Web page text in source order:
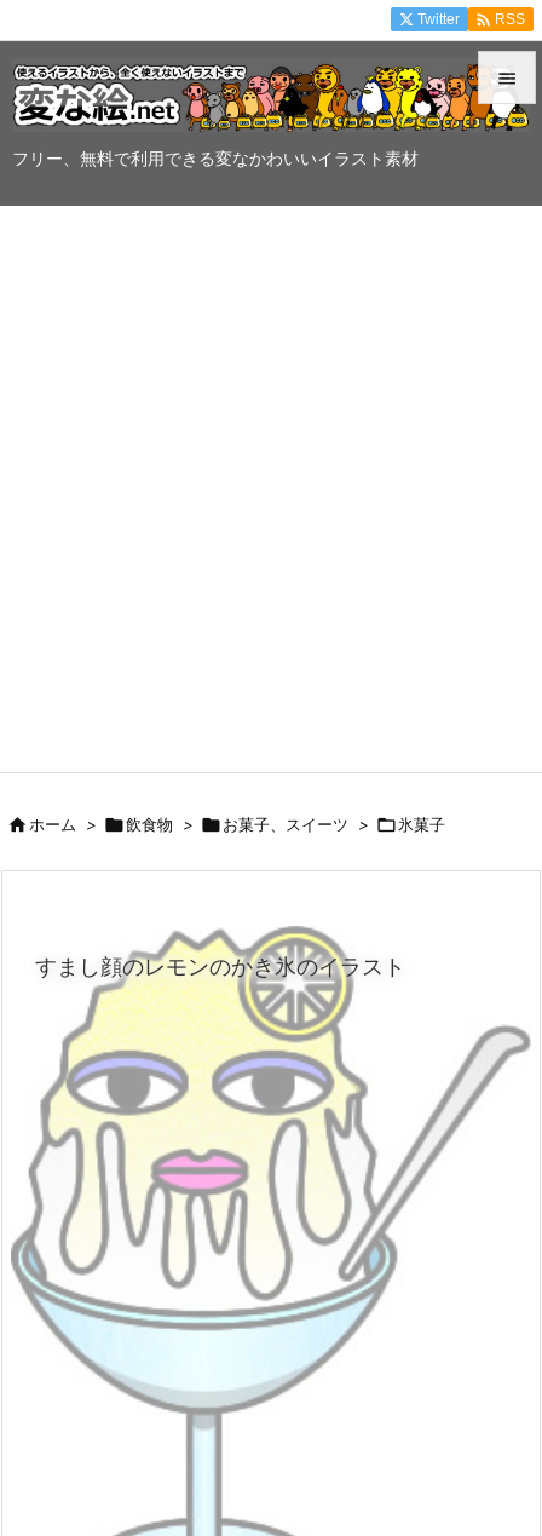
フリー、無料で利用できる変なかわいいイラスト素材


Twitter  RSS
ホーム > 飲食物 > お菓子、スイーツ > 氷菓子
すまし顔のレモンのかき氷のイラスト